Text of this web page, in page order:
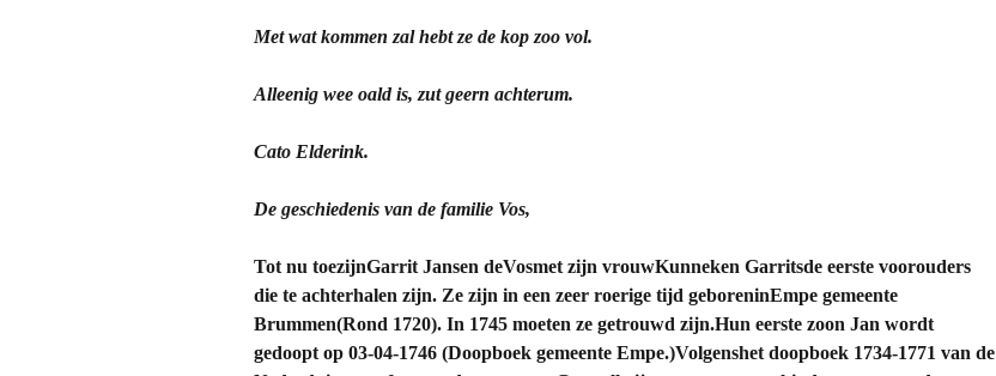
Met wat kommen zal hebt ze de kop zoo vol.
Alleenig wee oald is, zut geern achterum.
Cato Elderink.
De geschiedenis van de familie Vos,
Tot nu toezijnGarrit Jansen deVosmet zijn vrouwKunneken Garritsde eerste voorouders
die te achterhalen zijn. Ze zijn in een zeer roerige tijd geboreninEmpe gemeente
Brummen(Rond 1720). In 1745 moeten ze getrouwd zijn.Hun eerste zoon Jan wordt
gedoopt op 03-04-1746 (Doopboek gemeente Empe.)Volgenshet doopboek 1734-1771 van de